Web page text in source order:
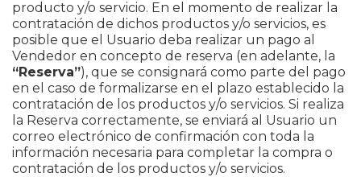
producto y/o servicio. En el momento de realizar la
contratación de dichos productos y/o servicios, es
posible que el Usuario deba realizar un pago al
Vendedor en concepto de reserva (en adelante, la
“Reserva”), que se consignará como parte del pago
en el caso de formalizarse en el plazo establecido la
contratación de los productos y/o servicios. Si realiza
la Reserva correctamente, se enviará al Usuario un
correo electrónico de confirmación con toda la
información necesaria para completar la compra o
contratación de los productos y/o servicios.